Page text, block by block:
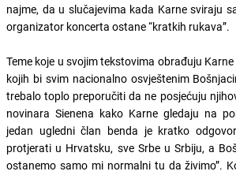
najme, da u slučajevima kada Karne sviraju
organizator koncerta ostane “kratkih rukava”.
Teme koje u svojim tekstovima obrađuju
kojih bi svim nacionalno osvještenim
trebalo toplo preporučiti da ne posjećuju
novinara Sienena kako Karne gledaju na
jedan ugledni član benda je kratko
protjerati u Hrvatsku, sve Srbe u Srbiju, a
ostanemo samo mi normalni tu da živimo”.